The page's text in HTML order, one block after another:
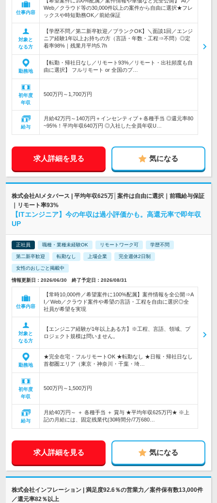
仕事内容
Web／クラウド等の30,000件以上の案件から自由に選択★フレ
ックスや時短勤務OK／前給保証
対象と
なる方
【学歴不問／第二新卒歓迎／ブランクOK】＼面談1回／エンジ
ニア経験1年以上お持ちの方（言語・年数・工程⇒不問）◎定
着率98%｜残業月平均5.7h
勤務地
【転勤・帰社日なし／リモート93%／リモート・出社頻度も自
由に選択】 フルリモート or 全国のプ…
初年度
年収
500万円～1,700万円
給与
月給42万円～140万円＋インセンティブ＋各種手当 ◎還元率80
~95%！平均年収640万円 ◎入社した全員年収U…
求人詳細を見る 気になる
株式会社AIメタバース | 平均年収625万│案件は自由に選択｜前職給与保証
｜リモート率93%
【ITエンジニア】今の年収は過小評価かも。高還元率で即年収
UP
正社員 職種・業種未経験OK リモートワーク可 学歴不問
第二新卒歓迎 転勤なし 上場企業 完全週休2日制
女性のおしごと掲載中
情報更新日：2026/06/30 終了予定日：2026/08/31
仕事内容
【常時10,000件／希望案件に100%配属】案件情報を全公開⇒A
I／Web／クラウド案件や希望の言語・工程を自由に選択◎全
社員が希望を実現
対象と
なる方
【エンジニア経験が1年以上ある方】※工程、言語、領域、プ
ロジェクト規模は問いません。
勤務地
★完全在宅・フルリモートOK ★転勤なし ★日報・帰社日なし
首都圏エリア（東京・神奈川・千葉・埼…
初年度
年収
500万円～1,500万円
給与
月給40万円～ ＋ 各種手当 ＋ 賞与 ★平均年収625万円★ ※上
記の月給には、固定残業代(30時間分/7万680…
求人詳細を見る 気になる
株式会社インフレーション | 満足度92.6％の営業力／案件保有数13,000件
／還元率82％以上